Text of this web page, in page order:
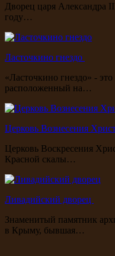
Дворец царя Александра
году…
Ласточкино гнездо
«Ласточкино гнездо» -
расположенный на…
Церковь Вознесения
Церковь Воскресения
Красной скалы…
Ливадийский дворец
Знаменитый памятник
в Крыму, бывшая…